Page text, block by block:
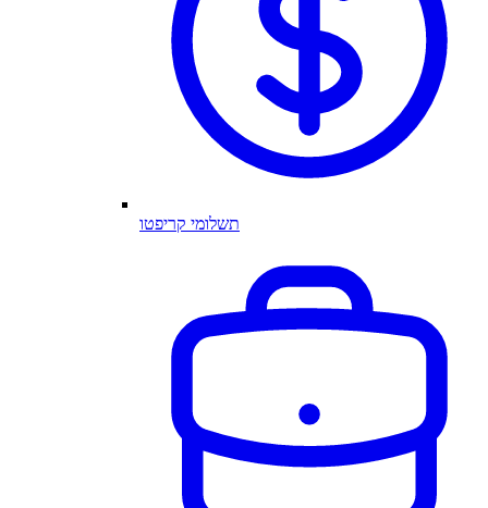
תשלומי קריפטו